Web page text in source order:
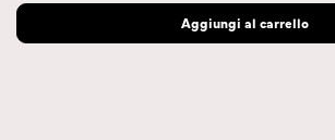
Aggiungi al carrello